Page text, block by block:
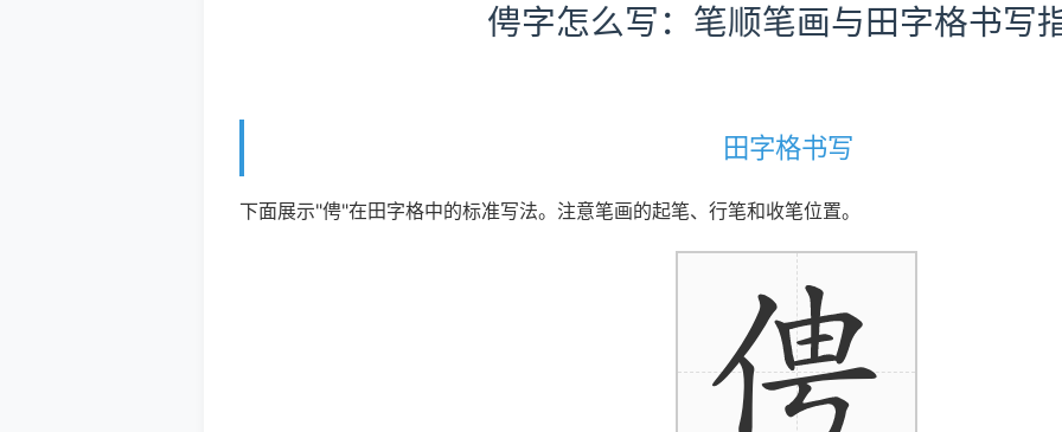
俜字怎么写：笔顺笔画与田字格书写
田字格书写
下面展示"俜"在田字格中的标准写法。注意笔画的起笔、行笔和收笔位置。